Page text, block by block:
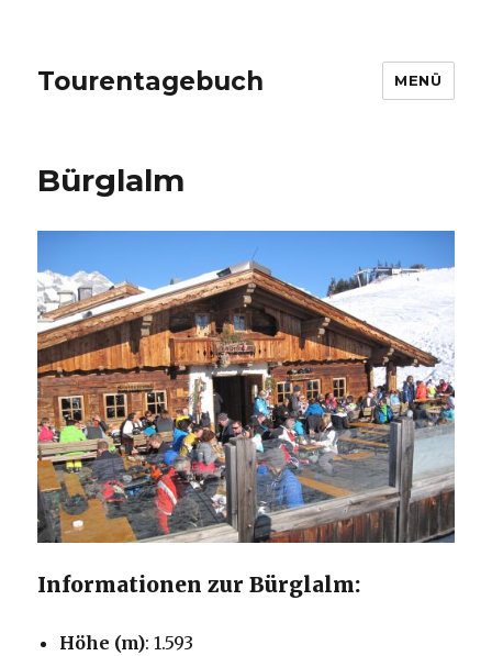
Tourentagebuch MENÜ
Bürglalm
Informationen zur Bürglalm:
Höhe (m): 1.593